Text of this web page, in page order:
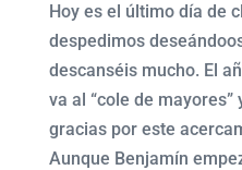
Hoy es el último día de
despedimos
descanséis mucho. El
va al “cole de
gracias por este
Aunque Benjamín